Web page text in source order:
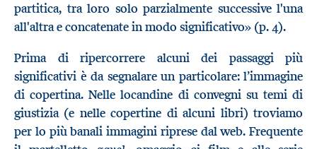
partitica, tra loro solo parzialmente successive l'una
all'altra e concatenate in modo significativo» (p. 4).
Prima di ripercorrere alcuni dei passaggi più
significativi è da segnalare un particolare: l’immagine
di copertina. Nelle locandine di convegni su temi di
giustizia (e nelle copertine di alcuni libri) troviamo
per lo più banali immagini riprese dal web. Frequente